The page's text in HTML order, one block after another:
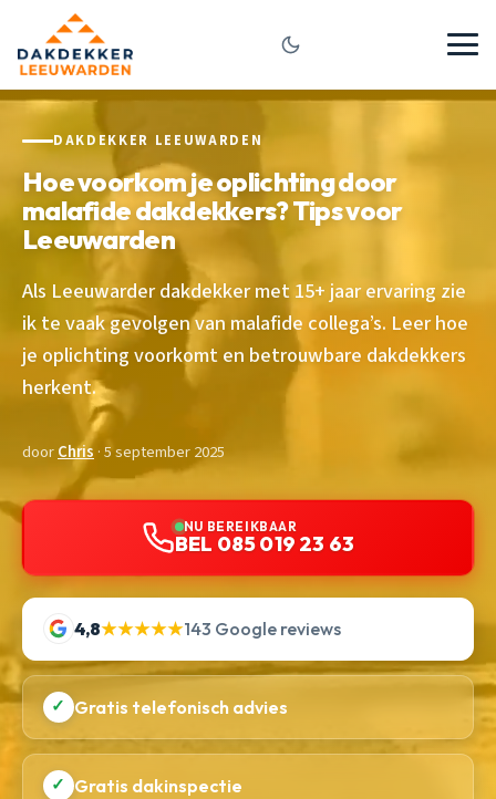
DAKDEKKER LEEUWARDEN
Hoe voorkom je oplichting door
malafide dakdekkers? Tips voor
Leeuwarden
Als Leeuwarder dakdekker met 15+ jaar ervaring zie
ik te vaak gevolgen van malafide collega’s. Leer hoe
je oplichting voorkomt en betrouwbare dakdekkers
herkent.
doorChris · 5 september 2025
NU BEREIKBAAR
BEL 085 019 23 63
4,8★★★★★143 Google reviews
✓ Gratis telefonisch advies
✓ Gratis dakinspectie